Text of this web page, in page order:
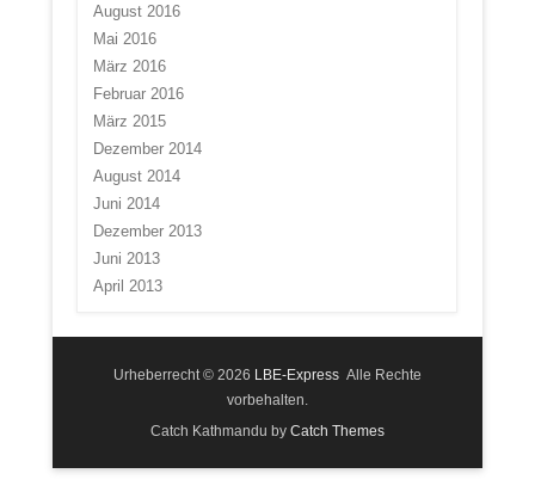
August 2016
Mai 2016
März 2016
Februar 2016
März 2015
Dezember 2014
August 2014
Juni 2014
Dezember 2013
Juni 2013
April 2013
Urheberrecht © 2026 LBE-Express Alle Rechte
vorbehalten.
Catch Kathmandu by Catch Themes